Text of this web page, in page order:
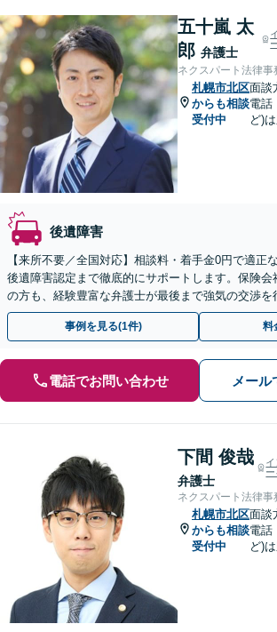
五十嵐 太
郎 弁護士
ネクスパート法律
札幌市北区
からも相談
受付中
面談
電話
ど)
後遺障害
【来所不要／全国対応】相談料・着手金0円で適正
後遺障害認定まで徹底的にサポートします。保険会
の方も、経験豊富な弁護士が最後まで強気の交渉を
13拠点】お気軽にご相談ください。
事例を見る(1件) 料
電話でお問い合わせ メール
下間 俊哉
弁護士
イ
ネクスパート法律
札幌市北区
からも相談
受付中
面談
電話
ど)